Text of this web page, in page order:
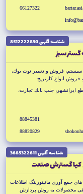
66127322
شناسه آگهى 8512222830
گستر سبز
فروش و تعمير نوت بوك،
فروش انواع كارتريج
ايرانشهر، جنب بانك تجارت،
88845381
88820829
شناسه آگهى 3685322611
گسترش صنعت
جمع آورى مانيتورينگ اطلاعات
محصولات به روش پردازش